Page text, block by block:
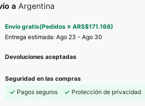
a Argentina
Envío gratis(Pedidos ≥ ARS$171.166)
Entrega estimada: Ago 23 - Ago 30
Devoluciones aceptadas
Seguridad en las compras
Pagos seguros
Protección de privacidad